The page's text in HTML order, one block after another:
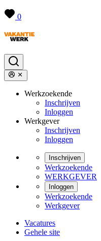
0
Werkzoekende
Inschrijven
Inloggen
Werkgever
Inschrijven
Inloggen
Inschrijven
Werkzoekende
WERKGEVER
Inloggen
Werkzoekende
Werkgever
Vacatures
Gehele site